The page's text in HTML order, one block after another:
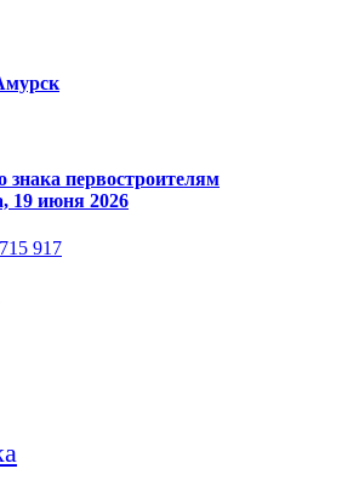
первостроителям
19 июня 2026